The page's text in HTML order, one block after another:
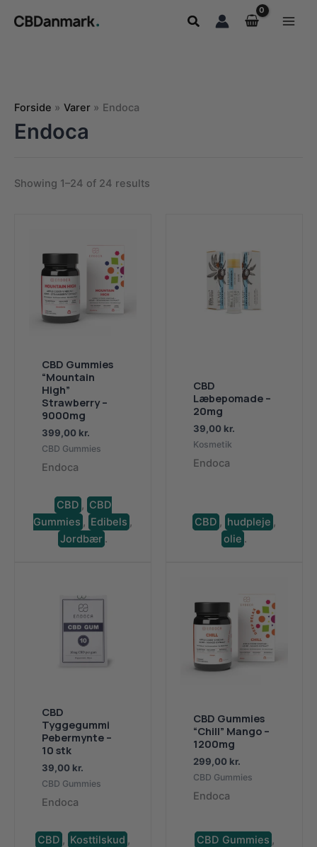
Søg
Forside Varer Endoca
Endoca
Showing 1–24 of 24 results
CBD Gummies
“Mountain
High”
Strawberry –
9000mg
399,00 kr.
CBD Gummies
Endoca
CBD
CBD
Gummies
Edibels
Jordbær .
CBD
Læbepomade –
20mg
39,00 kr.
Kosmetik
Endoca
CBD hudpleje
olie .
CBD
Tyggegummi
Pebermynte –
10 stk
39,00 kr.
CBD Gummies
Endoca
CBD , Kosttilskud ,
CBD Gummies
“Chill” Mango –
1200mg
299,00 kr.
CBD Gummies
Endoca
CBD Gummies ,